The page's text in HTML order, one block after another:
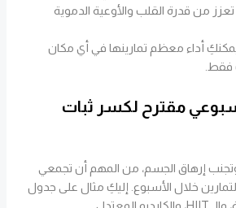
تعزز من قدرة القلب والأوعية الدموية
أداء معظم تمارينها في أي مكان
فقط.
مقترح لكسر ثبات
إرهاق الجسم، من المهم أن تجمعي
خلال الأسبوع. إليكِ مثال على جدول